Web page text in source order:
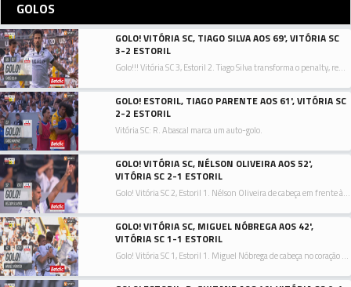
GOLOS
GOLO! VITÓRIA SC, TIAGO SILVA AOS 69', VITÓRIA SC
3-2 ESTORIL
Golo!!! Vitória SC 3, Estoril 2. Tiago Silva transforma o penalty, remate com o pé direito junto à base do poste esquerdo.
GOLO! ESTORIL, TIAGO PARENTE AOS 61', VITÓRIA SC
2-2 ESTORIL
Vitória SC: R. Abascal marca um auto-golo.
GOLO! VITÓRIA SC, NÉLSON OLIVEIRA AOS 52',
VITÓRIA SC 2-1 ESTORIL
Golo! Vitória SC 2, Estoril 1. Nélson Oliveira de cabeça em frente à baliza ao lado inferior direito da baliza. Assistência de Tomás Händel com um cruzamento para a área.
GOLO! VITÓRIA SC, MIGUEL NÓBREGA AOS 42',
VITÓRIA SC 1-1 ESTORIL
Golo! Vitória SC 1, Estoril 1. Miguel Nóbrega de cabeça no coração da área ao lado inferior direito da baliza. Assistência de Nuno Santos depois de um livre.